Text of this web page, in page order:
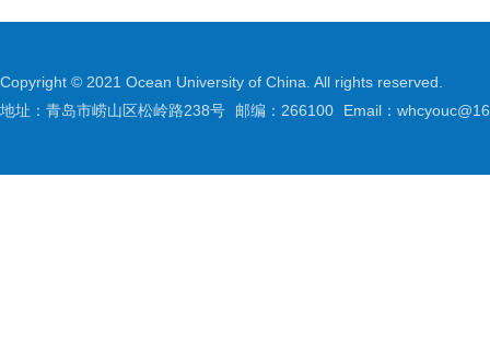
Copyright © 2021 Ocean University of China. All rights reserved.
地址：青岛市崂山区松岭路238号
邮编：266100 Email：